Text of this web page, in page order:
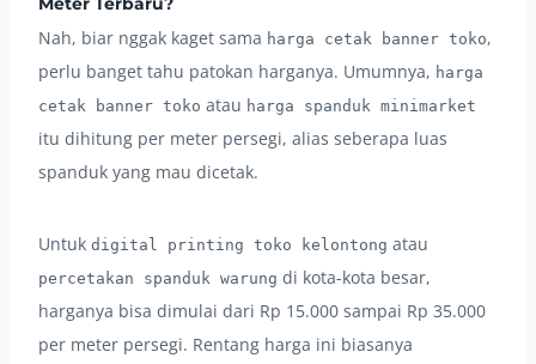
Nah, biar nggak kaget sama harga cetak banner toko,
perlu banget tahu patokan harganya. Umumnya, harga
cetak banner toko atau harga spanduk minimarket
itu dihitung per meter persegi, alias seberapa luas
spanduk yang mau dicetak.
Untuk digital printing toko kelontong atau
percetakan spanduk warung di kota-kota besar,
harganya bisa dimulai dari Rp 15.000 sampai Rp 35.000
per meter persegi. Rentang harga ini biasanya